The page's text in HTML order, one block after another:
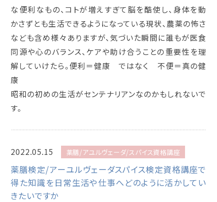
な便利なもの、コトが増えすぎて脳を酷使し、身体を動
かさずとも生活できるようになっている現状、農薬の怖さ
なども含め様々ありますが、気づいた瞬間に誰もが医食
同源や心のバランス、ケアや助け合うことの重要性を理
解していけたら。便利＝健康 ではなく 不便＝真の健
康
昭和の初めの生活がセンテナリアンなのかもしれないで
す。
2022.05.15 薬膳/アユルヴェーダ/スパイス資格講座
薬膳検定/アーユルヴェーダスパイス検定資格講座で
得た知識を日常生活や仕事へどのように活かしてい
きたいですか